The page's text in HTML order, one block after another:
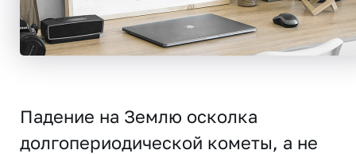
Падение на Землю осколка
долгопериодической кометы, а не